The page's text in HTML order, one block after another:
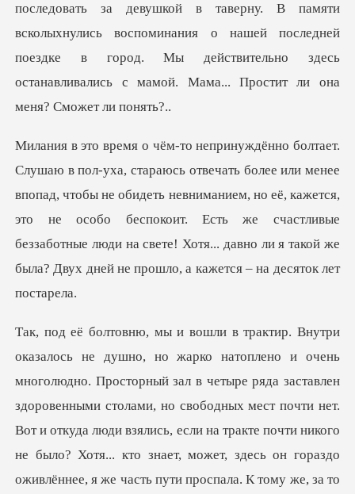
В памяти
всколыхнулись воспоминания о нашей последней
поездке в город. Мы действите
опад, чтобы не обидеть невниманием, но её, кажется,
это не особо беспокоит. Есть же счастливые
беззаботные
енными столами, но свободных мест почти нет.
Вот и откуда люди взялись, если на тракте почти никого
не было? Хотя... кто знает, может, здесь он гораздо
ожи